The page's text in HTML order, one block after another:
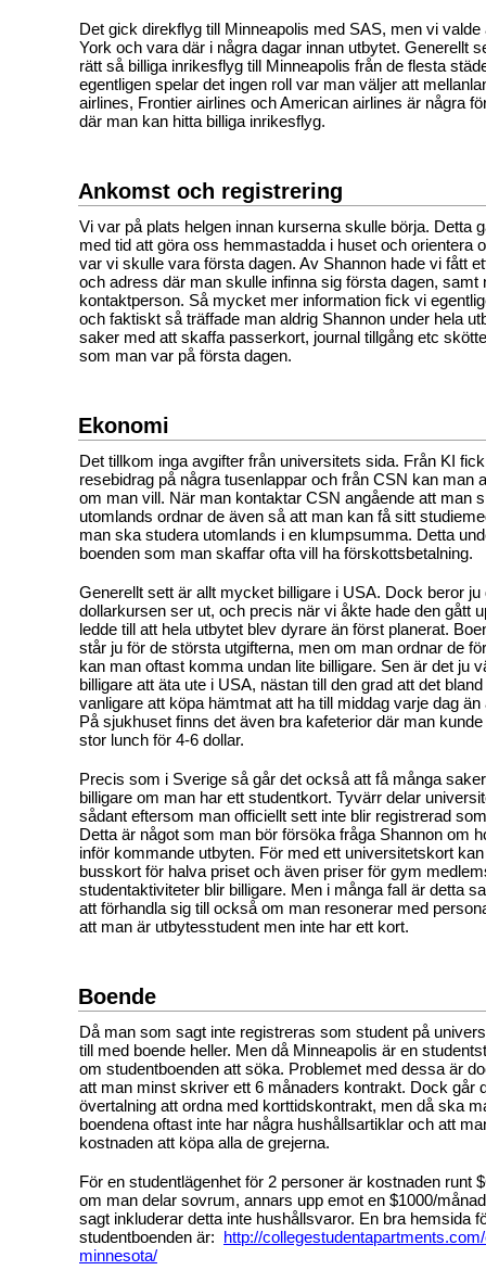
Det gick direkflyg till Minneapolis med SAS, men vi
York och vara där i några dagar innan utbytet. Generellt
rätt så billiga inrikesflyg till Minneapolis från de flesta
egentligen spelar det ingen roll var man väljer att
airlines, Frontier airlines och American airlines är några
där man kan hitta billiga inrikesflyg.
Ankomst och registrering
Vi var på plats helgen innan kurserna skulle börja. Detta
med tid att göra oss hemmastadda i huset och orientera
var vi skulle vara första dagen. Av Shannon hade vi fått
och adress där man skulle infinna sig första dagen, samt
kontaktperson. Så mycket mer information fick vi
och faktiskt så träffade man aldrig Shannon under hela
saker med att skaffa passerkort, journal tillgång etc
som man var på första dagen.
Ekonomi
Det tillkom inga avgifter från universitets sida. Från KI
resebidrag på några tusenlappar och från CSN kan man
om man vill. När man kontaktar CSN angående att man
utomlands ordnar de även så att man kan få sitt
man ska studera utomlands i en klumpsumma. Detta
boenden som man skaffar ofta vill ha förskottsbetalning.
Generellt sett är allt mycket billigare i USA. Dock beror ju
dollarkursen ser ut, och precis när vi åkte hade den gått
ledde till att hela utbytet blev dyrare än först planerat.
står ju för de största utgifterna, men om man ordnar de
kan man oftast komma undan lite billigare. Sen är det ju
billigare att äta ute i USA, nästan till den grad att det
vanligare att köpa hämtmat att ha till middag varje dag
På sjukhuset finns det även bra kafeterior där man
stor lunch för 4-6 dollar.
Precis som i Sverige så går det också att få många
billigare om man har ett studentkort. Tyvärr delar
sådant eftersom man officiellt sett inte blir registrerad
Detta är något som man bör försöka fråga Shannon om
inför kommande utbyten. För med ett universitetskort
busskort för halva priset och även priser för gym
studentaktiviteter blir billigare. Men i många fall är detta
att förhandla sig till också om man resonerar med
att man är utbytesstudent men inte har ett kort.
Boende
Då man som sagt inte registreras som student på
till med boende heller. Men då Minneapolis är en
om studentboenden att söka. Problemet med dessa är
att man minst skriver ett 6 månaders kontrakt. Dock går
övertalning att ordna med korttidskontrakt, men då ska
boendena oftast inte har några hushållsartiklar och att
kostnaden att köpa alla de grejerna.
För en studentlägenhet för 2 personer är kostnaden runt
om man delar sovrum, annars upp emot en $1000/
sagt inkluderar detta inte hushållsvaror. En bra hemsida
studentboenden är: http://
minnesota/